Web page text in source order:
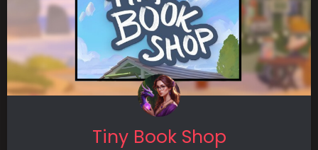
Tiny Book Shop